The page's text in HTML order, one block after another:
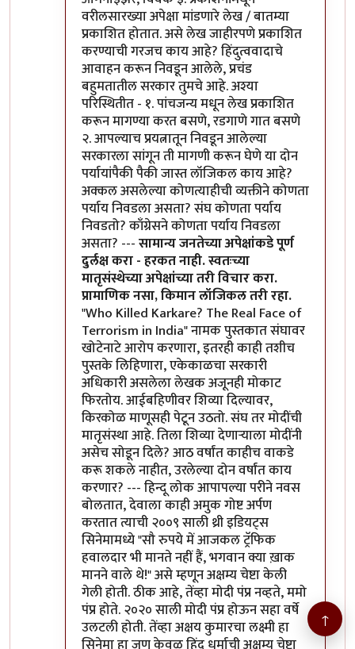
वरीलसारख्या अपेक्षा मांडणारे लेख / बातम्या
प्रकाशित होतात. असे लेख जाहीरपणे प्रकाशित
करण्याची गरजच काय आहे? हिंदुत्ववादाचे
आवाहन करून निवडून आलेले, प्रचंड
बहुमतातील सरकार तुमचे आहे. अश्या
परिस्थितीत - १. पांचजन्य मधून लेख प्रकाशित
करून मागण्या करत बसणे, रडगाणे गात बसणे
२. आपल्याच प्रयत्नातून निवडून आलेल्या
सरकारला सांगून ती मागणी करून घेणे या दोन
पर्यायांपैकी पैकी जास्त लॉजिकल काय आहे?
अक्कल असलेल्या कोणत्याहीची व्यक्तीने कोणता
पर्याय निवडला असता? संघ कोणता पर्याय
निवडतो? काँग्रेसने कोणता पर्याय निवडला
असता? ---सामान्य जनतेच्या अपेक्षांकडे पूर्ण
दुर्लक्ष करा - हरकत नाही. स्वतःच्या
मातृसंस्थेच्या अपेक्षांच्या तरी विचार करा.
प्रामाणिक नसा, किमान लॉजिकल तरी रहा.
"Who Killed Karkare? The Real Face of
Terrorism in India" नामक पुस्तकात संघावर
खोटेनाटे आरोप करणारा, इतरही काही तशीच
पुस्तके लिहिणारा, एकेकाळचा सरकारी
अधिकारी असलेला लेखक अजूनही मोकाट
फिरतोय. आईबहिणीवर शिव्या दिल्यावर,
किरकोळ माणूसही पेटून उठतो. संघ तर मोदींची
मातृसंस्था आहे. तिला शिव्या देणाऱ्याला मोदींनी
असेच सोडून दिले? आठ वर्षांत काहीच वाकडे
करू शकले नाहीत, उरलेल्या दोन वर्षांत काय
करणार? --- हिन्दू लोक आपापल्या परीने नवस
बोलतात, देवाला काही अमुक गोष्ट अर्पण
करतात त्याची २००९ साली थ्री इडियट्स
सिनेमामध्ये "सौ रुपये में आजकल ट्रॅफिक
हवालदार भी मानते नहीं हैं, भगवान क्या ख़ाक
मानने वाले थे!" असे म्हणून अक्षम्य चेष्टा केली
गेली होती. ठीक आहे, तेंव्हा मोदी पंप्र नव्हते, ममो
पंप्र होते. २०२० साली मोदी पंप्र होऊन सहा वर्षे
उलटली होती. तेंव्हा अक्षय कुमारचा लक्ष्मी हा ↑